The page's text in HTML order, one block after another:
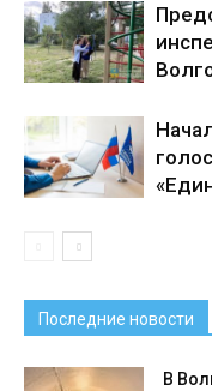
Последние новости
В